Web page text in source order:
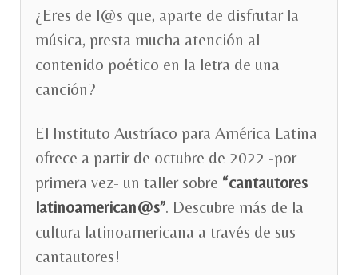
¿Eres de l@s que, aparte de disfrutar la
música, presta mucha atención al
contenido poético en la letra de una
canción?
El Instituto Austríaco para América Latina
ofrece a partir de octubre de 2022 -por
primera vez- un taller sobre “cantautores
latinoamerican@s”. Descubre más de la
cultura latinoamericana a través de sus
cantautores!